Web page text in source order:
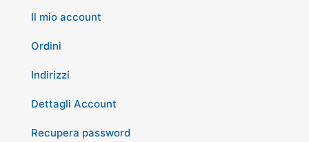
Il mio account
Ordini
Indirizzi
Dettagli Account
Recupera password